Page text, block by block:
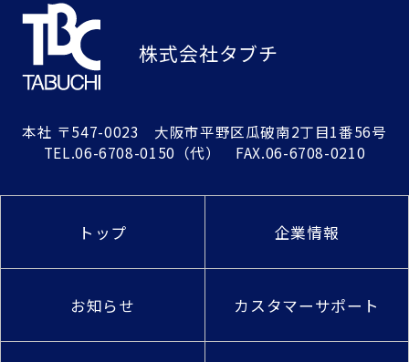
株式会社タブチ
本社 〒547-0023 大阪市平野区瓜破南2丁目1番56号
TEL.06-6708-0150 （代） FAX.06-6708-0210
トップ 企業情報
お知らせ カスタマーサポート